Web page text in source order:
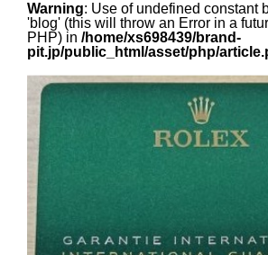
Warning: Use of undefined constant
'blog' (this will throw an Error in a
PHP) in /home/xs698439/brand-
pit.jp/public_html/asset/php/